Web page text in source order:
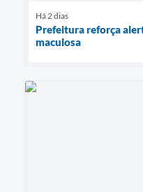
Há 2 dias
Prefeitura reforça
maculosa